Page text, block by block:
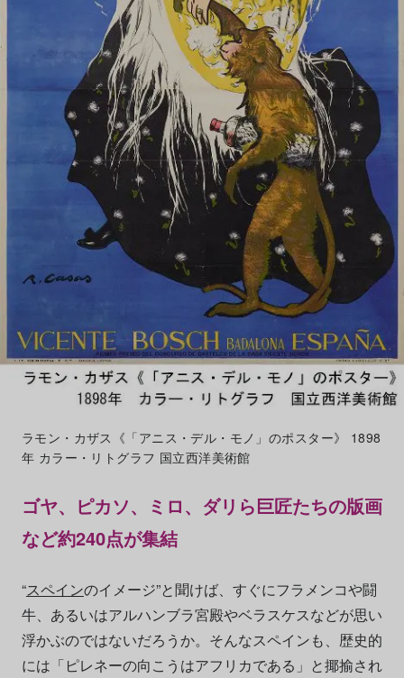
ラモン・カザス《「アニス・デル・モノ」のポスター》 1898
年 カラー・リトグラフ 国立西洋美術館
ゴヤ、ピカソ、ミロ、ダリら巨匠たちの版画
など約240点が集結
“スペインのイメージ”と聞けば、すぐにフラメンコや闘
牛、あるいはアルハンブラ宮殿やベラスケスなどが思い
浮かぶのではないだろうか。そんなスペインも、歴史的
には「ピレネーの向こうはアフリカである」と揶揄され